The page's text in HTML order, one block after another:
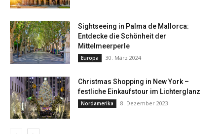
Sightseeing in Palma de Mallorca:
Entdecke die Schönheit der
Mittelmeerperle
Europa 30. März 2024
Christmas Shopping in New York –
festliche Einkaufstour im Lichterglanz
Nordamerika 8. Dezember 2023